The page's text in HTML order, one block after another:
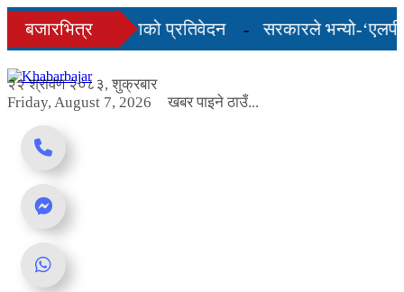
Skip
content
बजारभित्र
तीन महिनाको प्रतिवेदन
सरकारले भन्यो-‘एलपी
२२ श्रावण २०८३, शुक्रबार
Friday, August 7, 2026
खबर पाइने ठाउँ...